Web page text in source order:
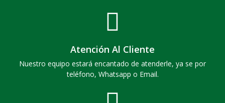
Atención Al Cliente
Nuestro equipo estará encantado de atenderle, ya se por
teléfono, Whatsapp o Email.